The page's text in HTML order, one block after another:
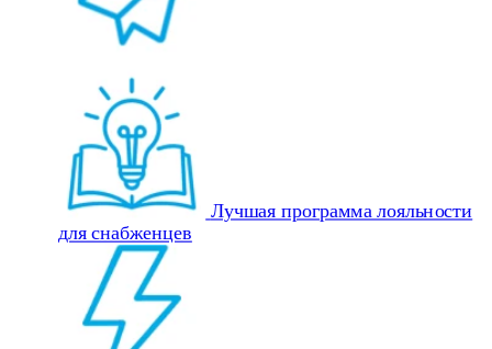
Лучшая программа лояльности
для снабженцев